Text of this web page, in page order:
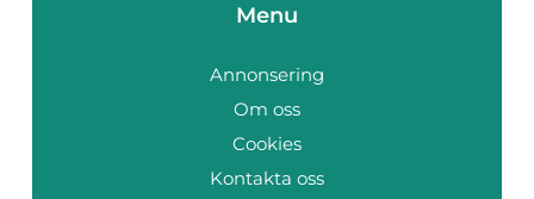
Menu
Annonsering
Om oss
Cookies
Kontakta oss